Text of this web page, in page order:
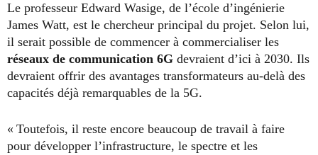
Le professeur Edward Wasige, de l’école d’ingénierie
James Watt, est le chercheur principal du projet. Selon lui,
il serait possible de commencer à commercialiser les
réseaux de communication 6G devraient d’ici à 2030. Ils
devraient offrir des avantages transformateurs au-delà des
capacités déjà remarquables de la 5G.
« Toutefois, il reste encore beaucoup de travail à faire
pour développer l’infrastructure, le spectre et les